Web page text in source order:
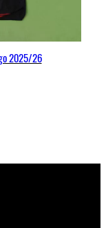
2025/26